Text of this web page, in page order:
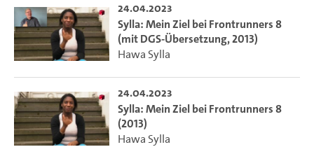
24.04.2023
Sylla: Mein Ziel bei Frontrunners 8
(mit DGS-Übersetzung, 2013)
Hawa Sylla
24.04.2023
Sylla: Mein Ziel bei Frontrunners 8
(2013)
Hawa Sylla